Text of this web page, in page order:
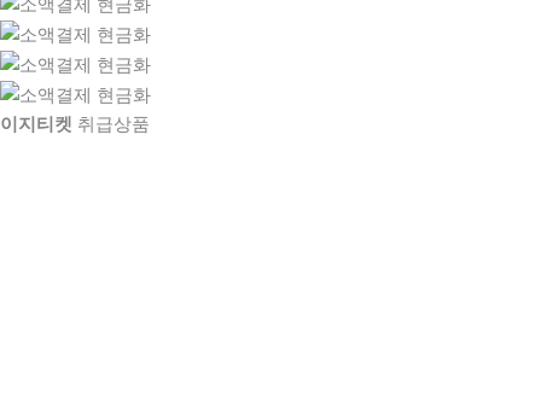
이지티켓 취급상품